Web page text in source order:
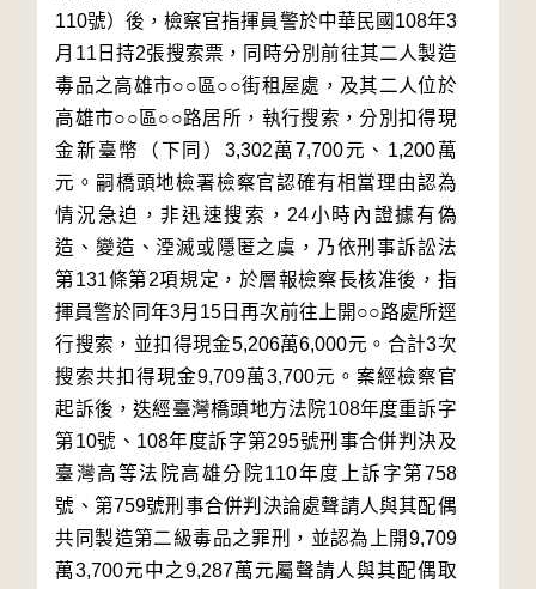
110號）後，檢察官指揮員警於中華民國108年3
月11日持2張搜索票，同時分別前往其二人製造
毒品之高雄市○○區○○街租屋處，及其二人位於
高雄市○○區○○路居所，執行搜索，分別扣得現
金新臺幣（下同）3,302萬7,700元、1,200萬
元。嗣橋頭地檢署檢察官認確有相當理由認為
情況急迫，非迅速搜索，24小時內證據有偽
造、變造、湮滅或隱匿之虞，乃依刑事訴訟法
第131條第2項規定，於層報檢察長核准後，指
揮員警於同年3月15日再次前往上開○○路處所逕
行搜索，並扣得現金5,206萬6,000元。合計3次
搜索共扣得現金9,709萬3,700元。案經檢察官
起訴後，迭經臺灣橋頭地方法院108年度重訴字
第10號、108年度訴字第295號刑事合併判決及
臺灣高等法院高雄分院110年度上訴字第758
號、第759號刑事合併判決論處聲請人與其配偶
共同製造第二級毒品之罪刑，並認為上開9,709
萬3,700元中之9,287萬元屬聲請人與其配偶取